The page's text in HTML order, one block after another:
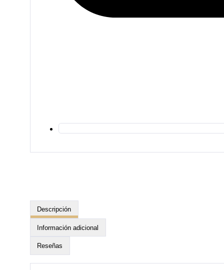
Descripción
Información adicional
Reseñas